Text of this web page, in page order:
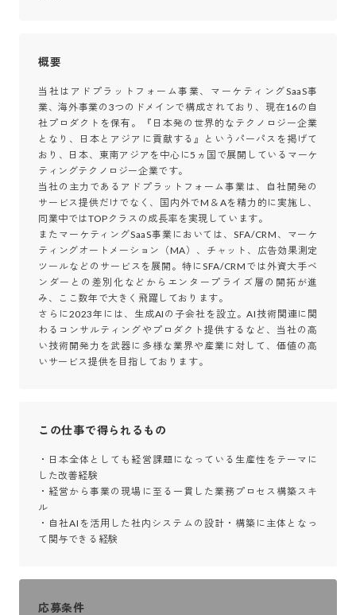
概要
当社はアドプラットフォーム事業、マーケティングSaaS事
業、海外事業の3つのドメインで構成されており、現在16の自
社プロダクトを保有。『日本発の世界的なテクノロジー企業
となり、日本とアジアに貢献する』というパーパスを掲げて
おり、日本、東南アジアを中心に5ヵ国で展開しているマーケ
ティングテクノロジー企業です。
当社の主力であるアドプラットフォーム事業は、自社開発の
サービス提供だけでなく、国内外でM＆Aを精力的に実施し、
同業中ではTOPクラスの成長率を実現しています。
またマーケティングSaaS事業においては、SFA/CRM、マーケ
ティングオートメーション（MA）、チャット、広告効果測定
ツールなどのサービスを展開。特にSFA/CRMでは外資大手ベ
ンダーとの差別化などからエンタープライズ層の開拓が進
み、ここ数年で大きく飛躍しております。
さらに2023年には、生成AIの子会社を設立。AI技術関連に関
わるコンサルティングやプロダクト提供するなど、当社の高
い技術開発力を武器に多様な業界や産業に対して、価値の高
いサービス提供を目指しております。
この仕事で得られるもの
・日本全体としても経営課題になっている生産性をテーマに
した改善経験
・経営から事業の現場に至る一貫した業務プロセス構築スキ
ル
・自社AIを活用した社内システムの設計・構築に主体となっ
て関与できる経験
応募条件